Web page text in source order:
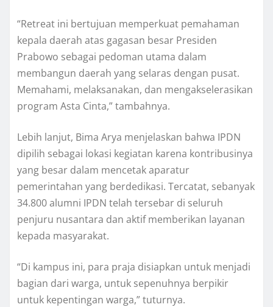
“Retreat ini bertujuan memperkuat pemahaman
kepala daerah atas gagasan besar Presiden
Prabowo sebagai pedoman utama dalam
membangun daerah yang selaras dengan pusat.
Memahami, melaksanakan, dan mengakselerasikan
program Asta Cinta,” tambahnya.
Lebih lanjut, Bima Arya menjelaskan bahwa IPDN
dipilih sebagai lokasi kegiatan karena kontribusinya
yang besar dalam mencetak aparatur
pemerintahan yang berdedikasi. Tercatat, sebanyak
34.800 alumni IPDN telah tersebar di seluruh
penjuru nusantara dan aktif memberikan layanan
kepada masyarakat.
“Di kampus ini, para praja disiapkan untuk menjadi
bagian dari warga, untuk sepenuhnya berpikir
untuk kepentingan warga,” tuturnya.